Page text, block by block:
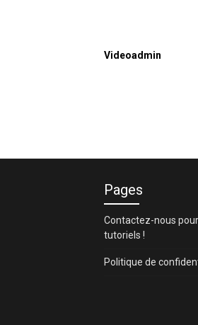
Videoadmin
Pages
Contactez-nous
tutoriels !
Politique de